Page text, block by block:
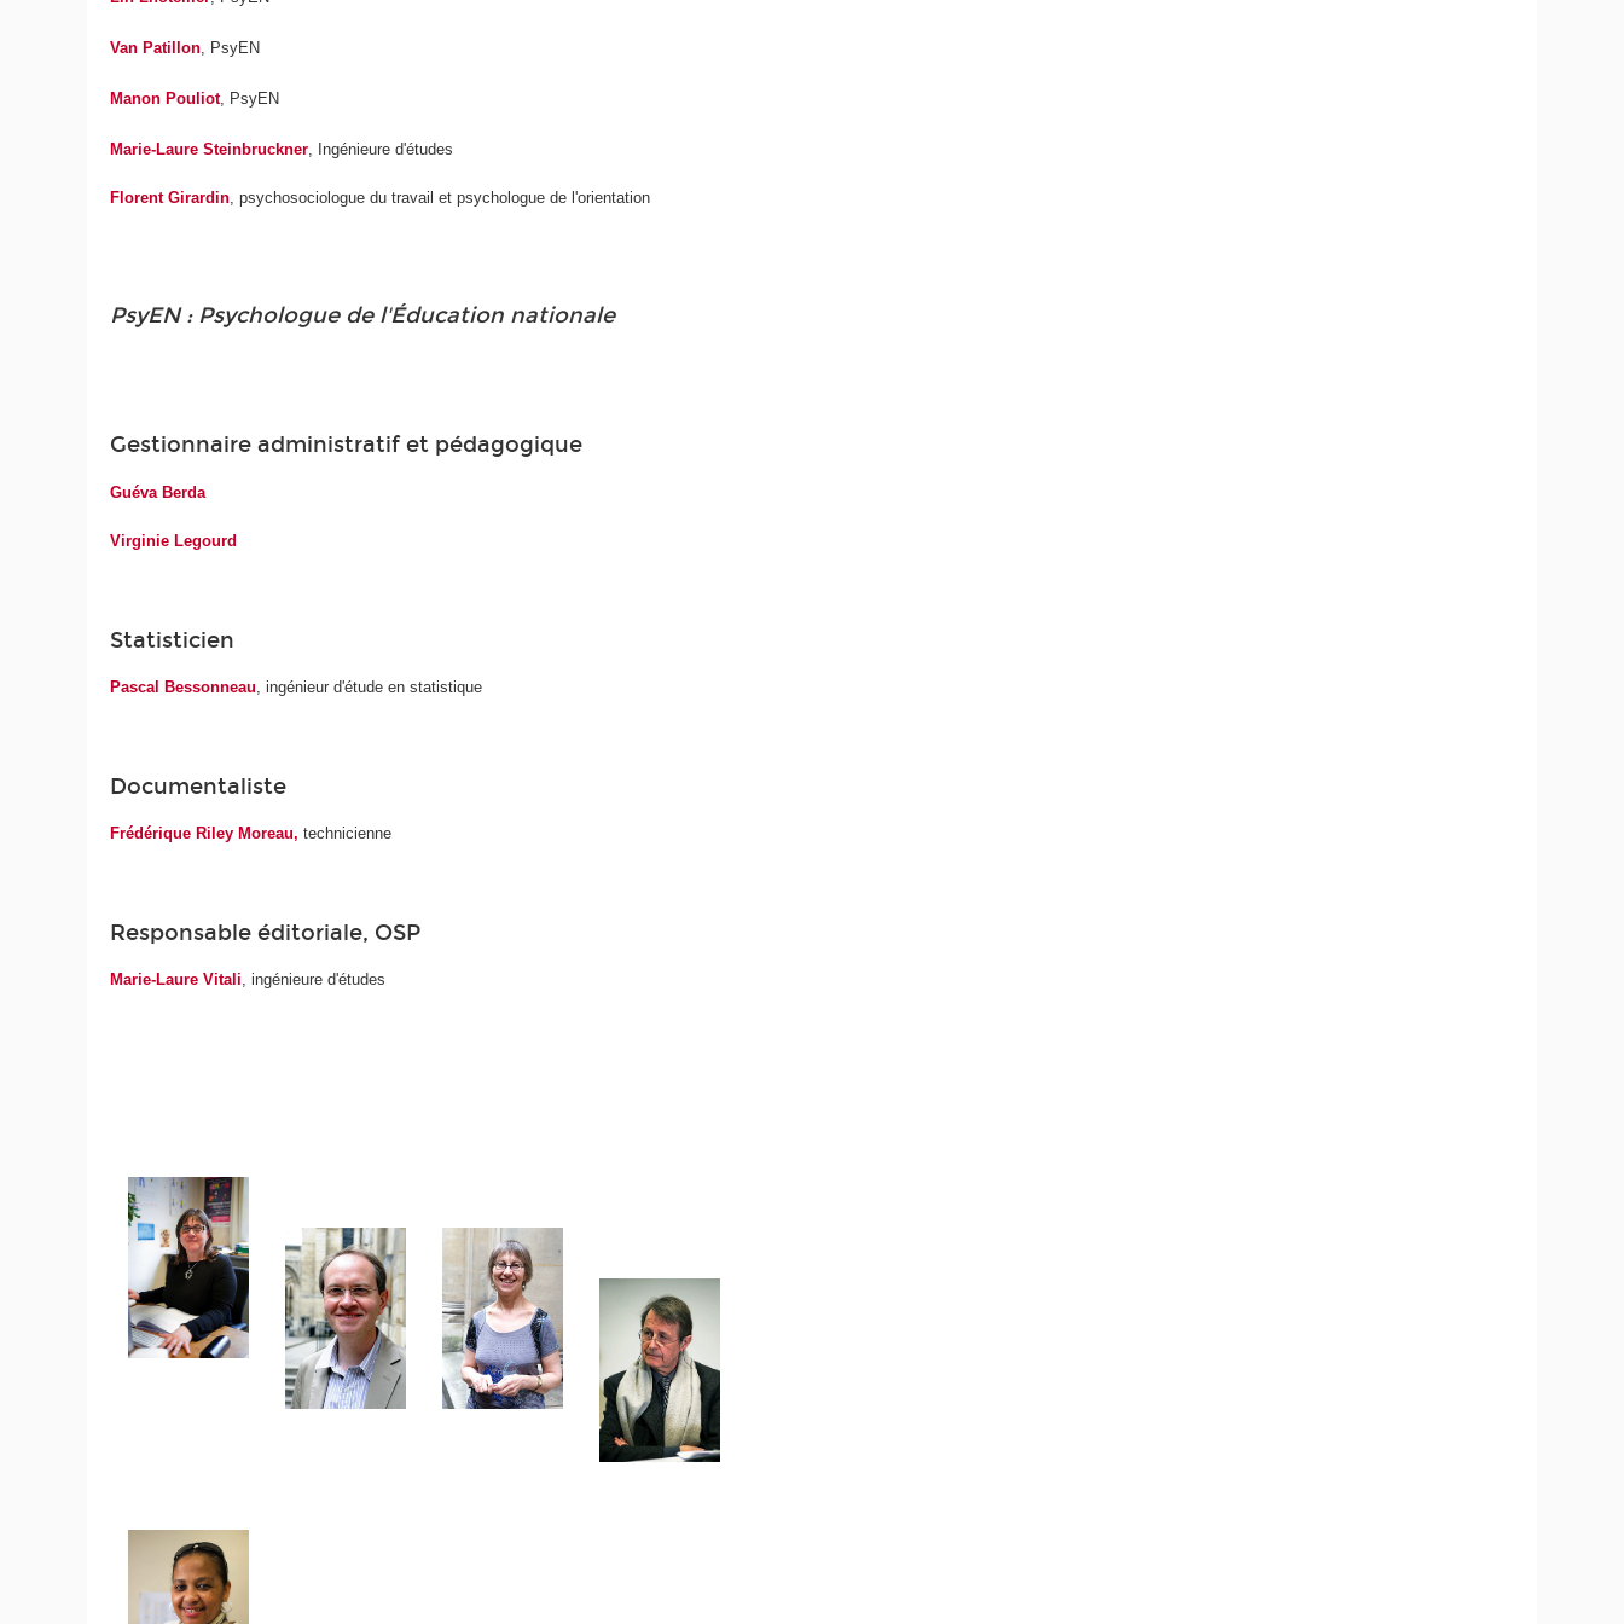
Van Patillon , PsyEN
Manon Pouliot, PsyEN
Marie-Laure Steinbruckner , Ingénieure d'études
Florent Girardin, psychosociologue du travail et psychologue de l'orientation
PsyEN : Psychologue de l'Éducation nationale
Gestionnaire administratif et pédagogique
Guéva Berda
Virginie Legourd
Statisticien
Pascal Bessonneau, ingénieur d'étude en statistique
Documentaliste
Frédérique Riley Moreau,technicienne
Responsable éditoriale, OSP
Marie-Laure Vitali , ingénieure d'études